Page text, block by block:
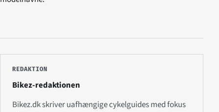
REDAKTION
Bikez-redaktionen
Bikez.dk skriver uafhængige cykelguides med fokus